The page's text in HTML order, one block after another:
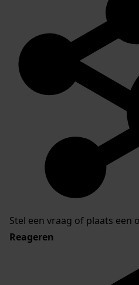
Stel een vraag of plaats
Reageren